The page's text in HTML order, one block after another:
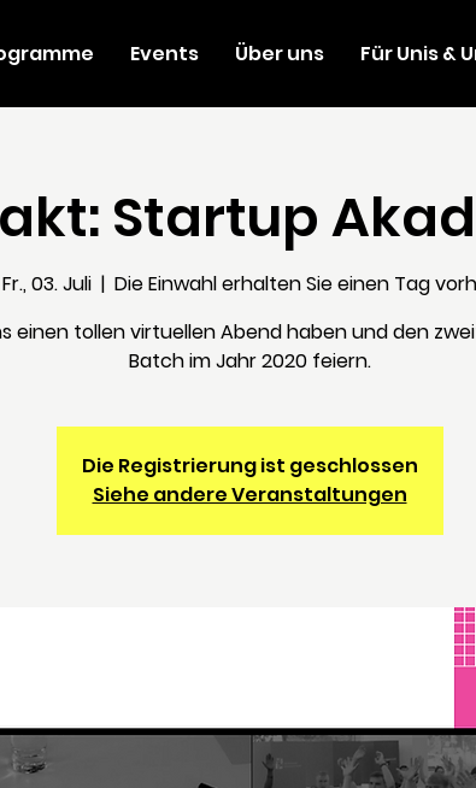
Events Über uns Für Unis &
Startup
Fr., 03. Juli
  |
Die Einwahl erhalten Sie einen Tag
einen tollen virtuellen Abend haben und den
Batch im Jahr 2020 feiern.
Die Registrierung ist geschlossen
Siehe andere Veranstaltungen